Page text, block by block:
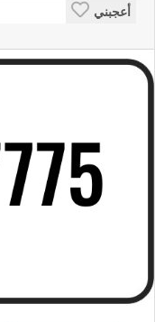
أعجبني